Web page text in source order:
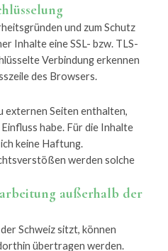
und zum Schutz
Inhalte eine SSL- bzw. TLS-
Verbindung erkennen
des Browsers.
externen Seiten enthalten,
habe. Für die Inhalte
keine Haftung.
werden solche
außerhalb der
Schweiz sitzt, können
übertragen werden.